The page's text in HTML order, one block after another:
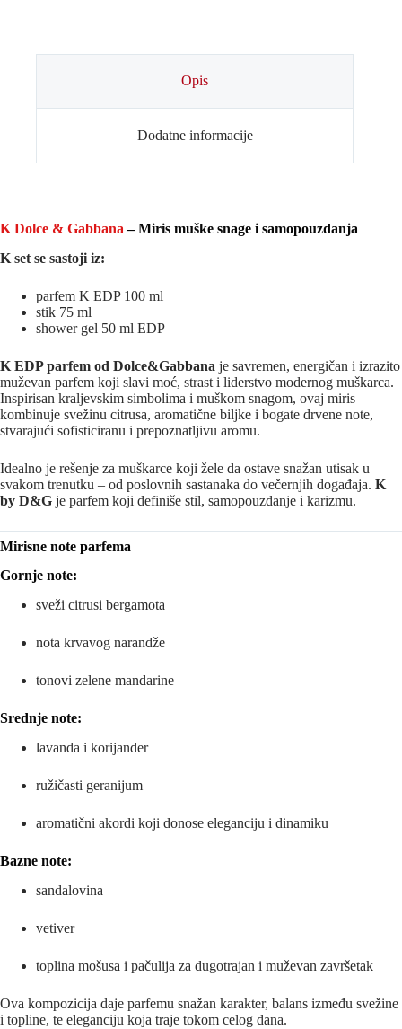
Opis
Dodatne informacije
K Dolce & Gabbana – Miris muške snage i samopouzdanja
K set se sastoji iz:
parfem K EDP 100 ml
stik 75 ml
shower gel 50 ml EDP
K EDP parfem od Dolce&Gabbana je savremen, energičan i izrazito
muževan parfem koji slavi moć, strast i liderstvo modernog muškarca.
Inspirisan kraljevskim simbolima i muškom snagom, ovaj miris
kombinuje svežinu citrusa, aromatične biljke i bogate drvene note,
stvarajući sofisticiranu i prepoznatljivu aromu.
Idealno je rešenje za muškarce koji žele da ostave snažan utisak u
svakom trenutku – od poslovnih sastanaka do večernjih događaja. K
by D&G je parfem koji definiše stil, samopouzdanje i karizmu.
Mirisne note parfema
Gornje note:
sveži citrusi bergamota
nota krvavog narandže
tonovi zelene mandarine
Srednje note:
lavanda i korijander
ružičasti geranijum
aromatični akordi koji donose eleganciju i dinamiku
Bazne note:
sandalovina
vetiver
toplina mošusa i pačulija za dugotrajan i muževan završetak
Ova kompozicija daje parfemu snažan karakter, balans između svežine
i topline, te eleganciju koja traje tokom celog dana.